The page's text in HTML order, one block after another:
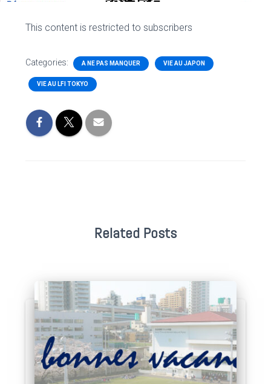
This content is restricted to subscribers
Categories: A NE PAS MANQUER VIE AU JAPON
VIE AU LFI TOKYO
Related Posts